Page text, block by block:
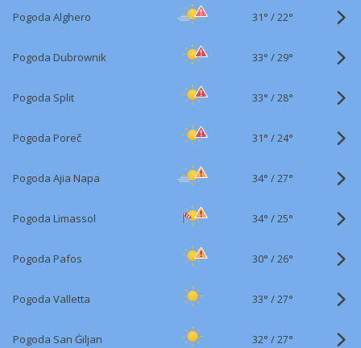
Pogoda Alghero 31° /22°
Pogoda Dubrownik 33° /29°
Pogoda Split 33° /28°
Pogoda Poreč 31° /24°
Pogoda Ajia Napa 34° /27°
Pogoda Limassol 34° /25°
Pogoda Pafos 30° /26°
Pogoda Valletta 33° /27°
Pogoda San Ġiljan 32° /27°